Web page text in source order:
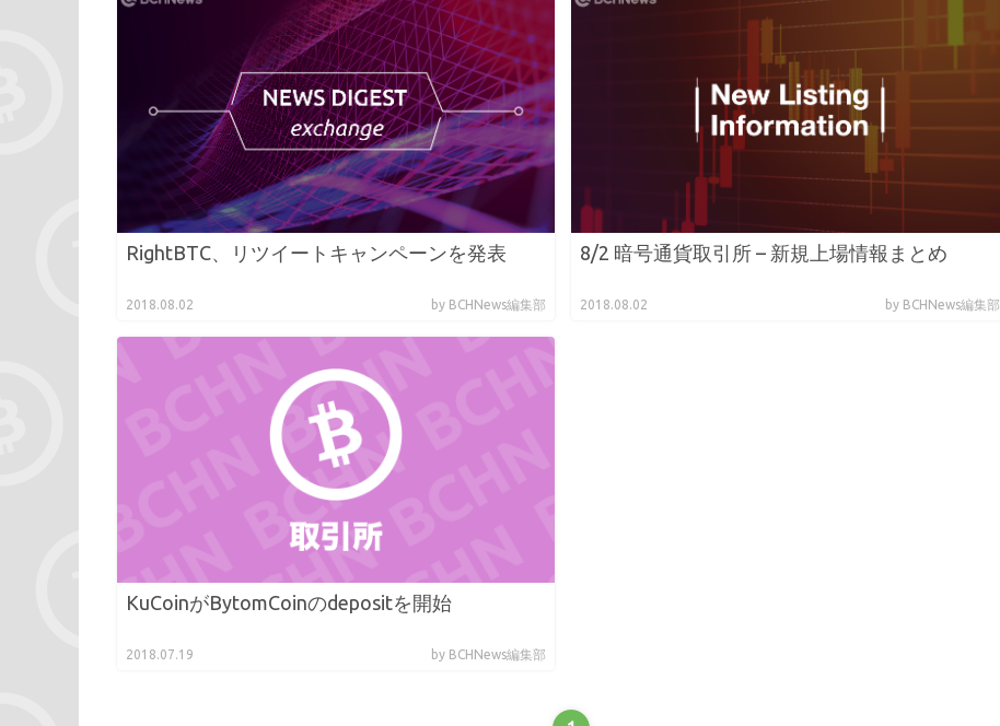
RightBTC、リツイートキャンペーンを発表
2018.08.02 by BCHNews編集部
8/2 暗号通貨取引所 – 新規上場情報まとめ
2018.08.02 by BCHNews編集部
KuCoinがBytomCoinのdepositを開始
2018.07.19 by BCHNews編集部